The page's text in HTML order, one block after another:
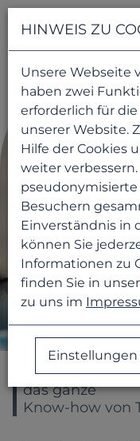
Sie wählen ein
das ganze
Know-how von
HINWEIS ZU
Unsere Webseite
haben zwei
erforderlich für
unserer Website.
Hilfe der Cookies
weiter
Besuchern
Einverständnis in
können Sie
Informationen zu
finden Sie in
zu uns im
Einstellungen